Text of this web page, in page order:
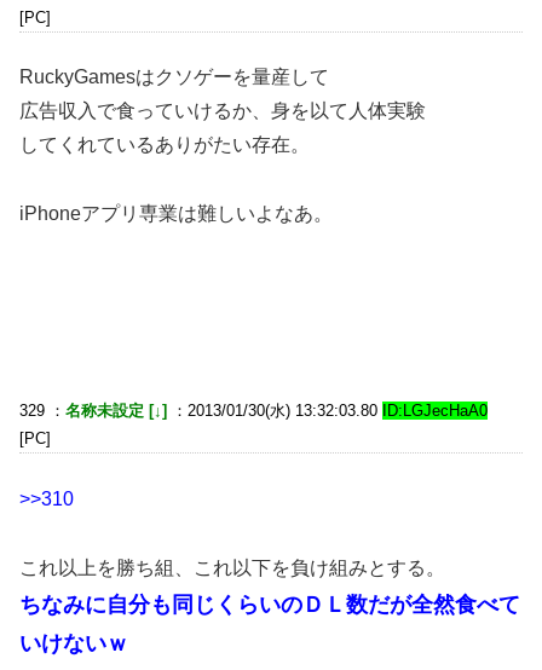
[PC]
RuckyGamesはクソゲーを量産して
広告収入で食っていけるか、身を以て人体実験
してくれているありがたい存在。
iPhoneアプリ専業は難しいよなあ。
329 ： 名称未設定 [↓] ：2013/01/30(水) 13:32:03.80
ID:LGJecHaA0
[PC]
>>310
これ以上を勝ち組、これ以下を負け組みとする。
ちなみに自分も同じくらいのＤＬ数だが全然食べて
いけないｗ